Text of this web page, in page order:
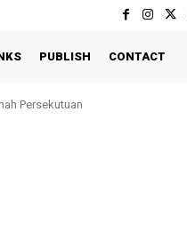
PUBLISH CONTACT
Persekutuan